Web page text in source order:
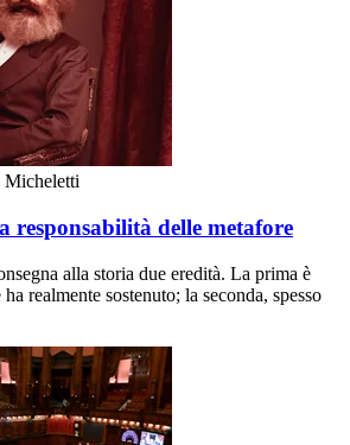
Micheletti
responsabilità delle metafore
alla storia due eredità. La prima è
realmente sostenuto; la seconda, spesso